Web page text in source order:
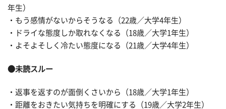
年生）
・もう感情がないからそうなる（22歳／大学4年生）
・ドライな態度しか取れなくなる（18歳／大学1年生）
・よそよそしく冷たい態度になる（21歳／大学4年生）
●未読スルー
・返事を返すのが面倒くさいから（18歳／大学1年生）
・距離をおきたい気持ちを明確にする（19歳／大学2年生）